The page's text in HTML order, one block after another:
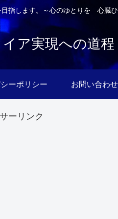
指します。～心のゆとりを 心臓
ア実現への道程
ーポリシー お問い合わせ
ーリンク